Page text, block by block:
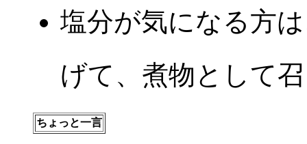
塩分が気になる方
げて、煮物として
ちょっと一言